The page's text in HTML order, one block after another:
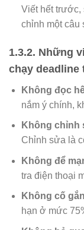
Viết hết trước,
chỉnh một câu
1.3.2. Những
chạy deadline
Không đọc
nắm ý chính,
Không chỉnh
Chỉnh sửa là
Không để
tra điện thoại
Không cố
hạn ở mức